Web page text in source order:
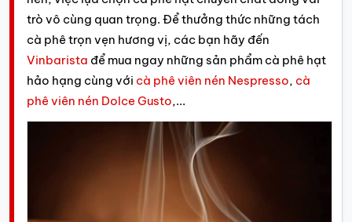
trò vô cùng quan trọng. Để thưởng thức những tách
cà phê trọn vẹn hương vị, các bạn hãy đến
Vinbarista để mua ngay những sản phẩm cà phê hạt
hảo hạng cùng với cà phê viên nén Nespresso, cà
phê viên nén Dolce Gusto,...